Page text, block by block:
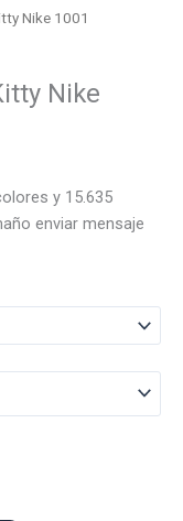
Nike 1001
Nike
y 15.635
enviar mensaje